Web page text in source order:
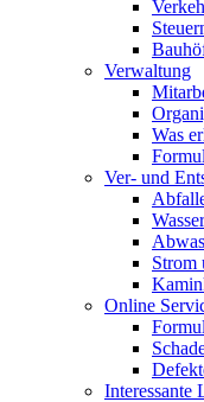
Verwaltung
Was
Ver- und
Strom
Online
Interessante